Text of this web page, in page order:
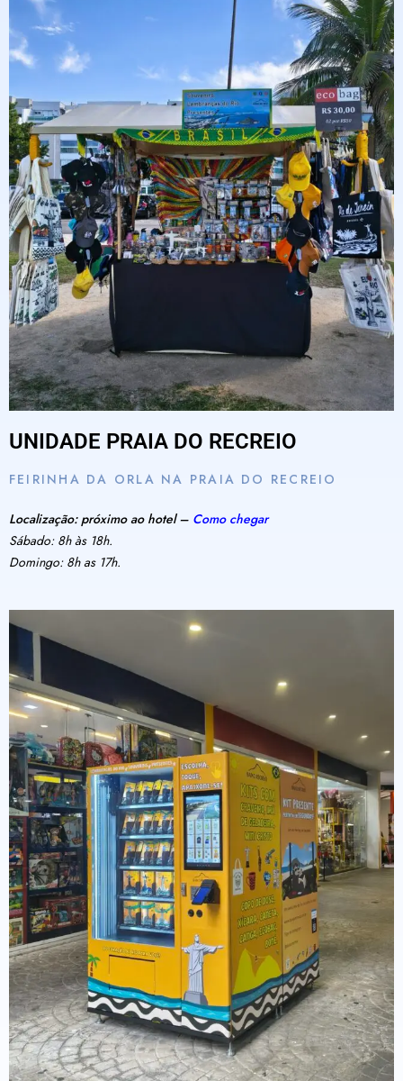
UNIDADE PRAIA DO RECREIO
FEIRINHA DA ORLA NA PRAIA DO RECREIO
Localização: próximo ao hotel – Como chegar
Sábado: 8h às 18h.
Domingo: 8h as 17h.